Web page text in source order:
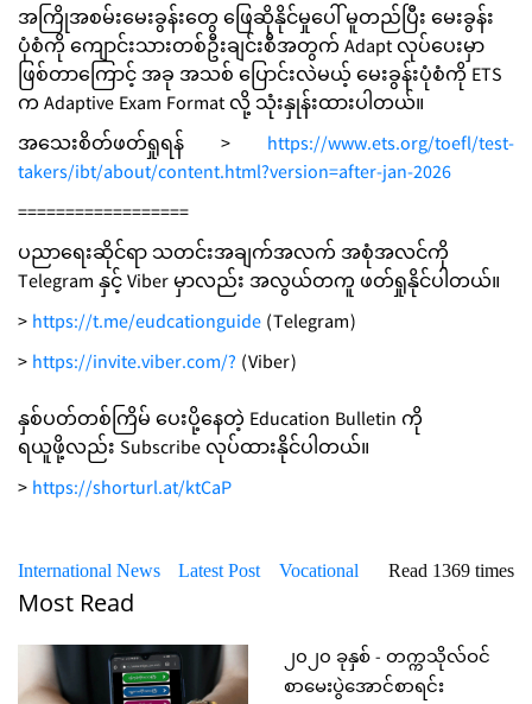
အကြိုအစမ်းမေးခွန်းတွေ ဖြေဆိုနိုင်မှုပေါ် မူတည်ပြီး မေးခွန်း
ပုံစံကို ကျောင်းသားတစ်ဦးချင်းစီအတွက် Adapt လုပ်ပေးမှာ
ဖြစ်တာကြောင့် အခု အသစ် ပြောင်းလဲမယ့် မေးခွန်းပုံစံကို ETS
က Adaptive Exam Format လို့ သုံးနှုန်းထားပါတယ်။
အသေးစိတ်ဖတ်ရှုရန် > https://www.ets.org/toefl/test-
takers/ibt/about/content.html?version=after-jan-2026
==================
ပညာရေးဆိုင်ရာ သတင်းအချက်အလက် အစုံအလင်ကို
Telegram နှင့် Viber မှာလည်း အလွယ်တကူ ဖတ်ရှုနိုင်ပါတယ်။
>https://t.me/eudcationguide(Telegram)
>https://invite.viber.com/? (Viber)
နှစ်ပတ်တစ်ကြိမ် ပေးပို့နေတဲ့ Education Bulletin ကို
ရယူဖို့လည်း Subscribe လုပ်ထားနိုင်ပါတယ်။
>https://shorturl.at/ktCaP
International News Latest Post Vocational Read 1369 times
Most Read
၂၀၂၀ ခုနှစ် - တက္ကသိုလ်ဝင်
စာမေးပွဲအောင်စာရင်း